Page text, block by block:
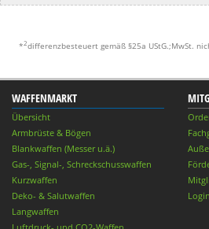
*2differenzbesteuert gemäß §25a UStG.;MwSt.
WAFFENMARKT
Übersicht
Armbrüste & Bögen
Blankwaffen (Messer u.ä.)
Gas-, Signal-, Schreckschusswaffen
Kurzwaffen
Deko- & Salutwaffen
Langwaffen